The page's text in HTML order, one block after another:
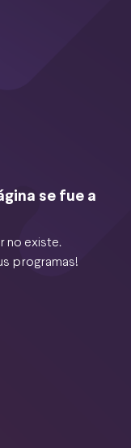
se fue a
no existe.
programas!